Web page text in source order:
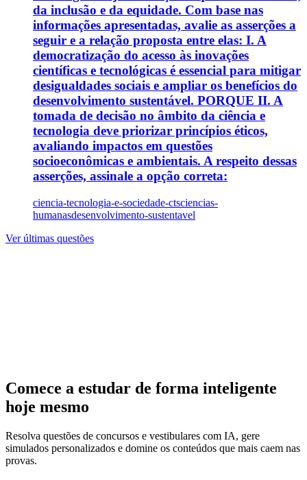
da inclusão e da equidade. Com base nas
informações apresentadas, avalie as asserções a
seguir e a relação proposta entre elas: I. A
democratização do acesso às inovações
científicas e tecnológicas é essencial para mitigar
desigualdades sociais e ampliar os benefícios do
desenvolvimento sustentável. PORQUE II. A
tomada de decisão no âmbito da ciência e
tecnologia deve priorizar princípios éticos,
avaliando impactos em questões
socioeconômicas e ambientais. A respeito dessas
asserções, assinale a opção correta:
ciencia-tecnologia-e-sociedade-ctsciencias-
humanasdesenvolvimento-sustentavel
Ver últimas questões
Comece a estudar de forma inteligente
hoje mesmo
Resolva questões de concursos e vestibulares com IA, gere
simulados personalizados e domine os conteúdos que mais caem nas
provas.